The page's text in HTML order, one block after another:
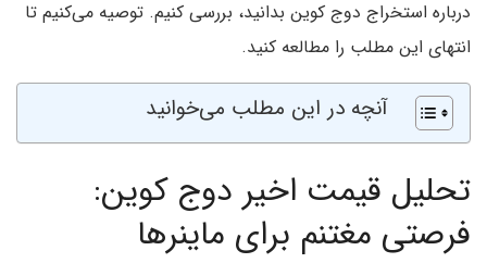
درباره استخراج دوج کوین بدانید، بررسی کنیم. توصیه می‌کنیم تا
انتهای این مطلب را مطالعه کنید.
آنچه در این مطلب می‌خوانید
تحلیل قیمت اخیر دوج کوین:
فرصتی مغتنم برای ماینرها